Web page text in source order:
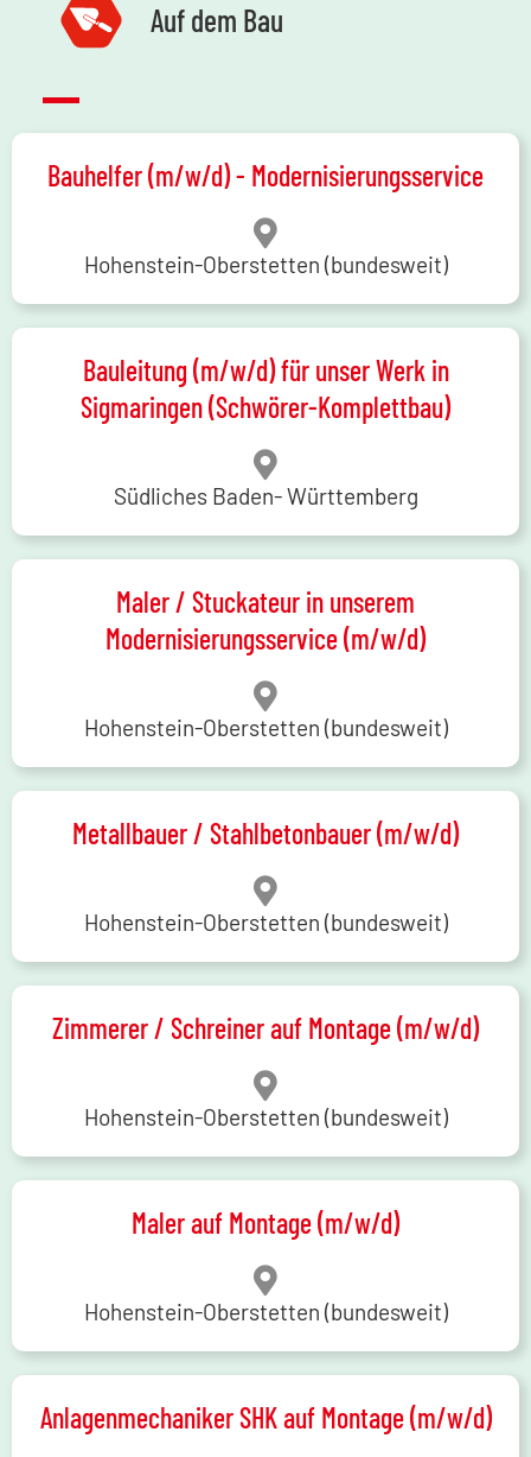
Auf dem Bau
Bauhelfer (m/w/d) - Modernisierungsservice
Hohenstein-Oberstetten (bundesweit)
Bauleitung (m/w/d) für unser Werk in
Sigmaringen (Schwörer-Komplettbau)
Südliches Baden- Württemberg
Maler / Stuckateur in unserem
Modernisierungsservice (m/w/d)
Hohenstein-Oberstetten (bundesweit)
Metallbauer / Stahlbetonbauer (m/w/d)
Hohenstein-Oberstetten (bundesweit)
Zimmerer / Schreiner auf Montage (m/w/d)
Hohenstein-Oberstetten (bundesweit)
Maler auf Montage (m/w/d)
Hohenstein-Oberstetten (bundesweit)
Anlagenmechaniker SHK auf Montage (m/w/d)